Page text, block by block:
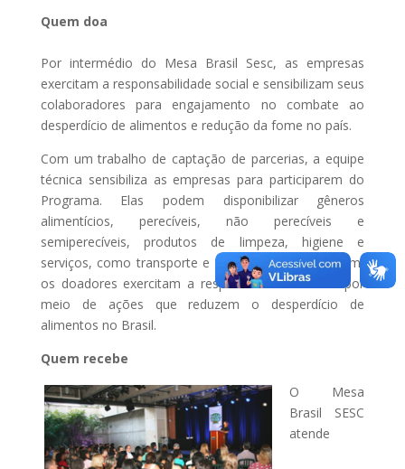
Quem doa
Por intermédio do Mesa Brasil Sesc, as empresas
exercitam a responsabilidade social e sensibilizam seus
colaboradores para engajamento no combate ao
desperdício de alimentos e redução da fome no país.
Com um trabalho de captação de parcerias, a equipe
técnica sensibiliza as empresas para participarem do
Programa. Elas podem disponibilizar gêneros
alimentícios, perecíveis, não perecíveis e
semiperecíveis, produtos de limpeza, higiene e
serviços, como transporte e pessoal de apoio. Assim,
os doadores exercitam a responsabilidade social por
meio de ações que reduzem o desperdício de
alimentos no Brasil.
Quem recebe
O Mesa
Brasil SESC
atende